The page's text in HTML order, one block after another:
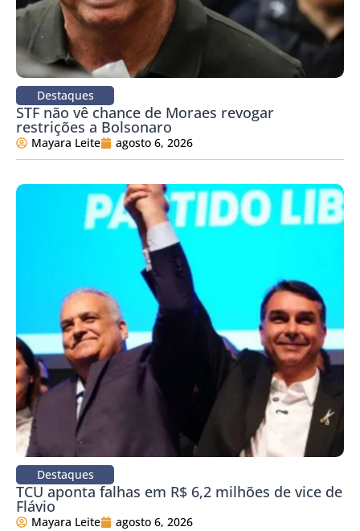
Destaques
STF não vê chance de Moraes revogar
restrições a Bolsonaro
Mayara Leite agosto 6, 2026
Destaques
TCU aponta falhas em R$ 6,2 milhões de vice de
Flávio
Mayara Leite agosto 6, 2026